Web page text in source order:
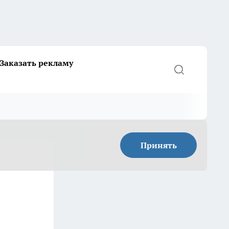
Заказать рекламу
Принять